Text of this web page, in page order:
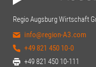
Regio Augsburg Wirtschaft
info@region-A3.com
+49 821 450 10-0
+49 821 450 10-111